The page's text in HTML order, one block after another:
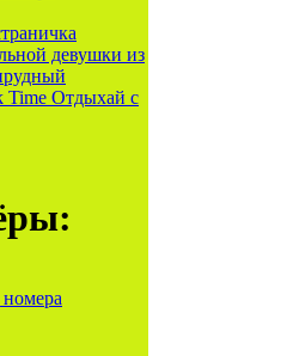
девушки из
Time Отдыхай с